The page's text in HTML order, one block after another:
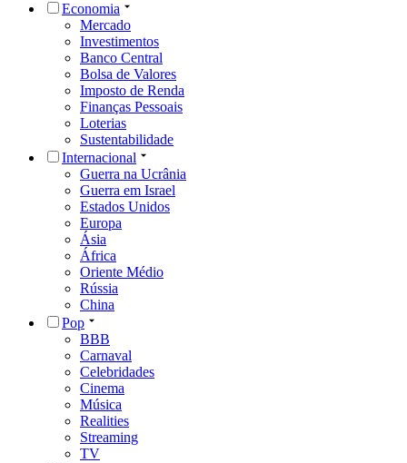
Economia
Mercado
Investimentos
Banco Central
Bolsa de Valores
Imposto de Renda
Finanças Pessoais
Loterias
Sustentabilidade
Internacional
Guerra na Ucrânia
Guerra em Israel
Estados Unidos
Europa
Ásia
África
Oriente Médio
Rússia
China
Pop
BBB
Carnaval
Celebridades
Cinema
Música
Realities
Streaming
TV